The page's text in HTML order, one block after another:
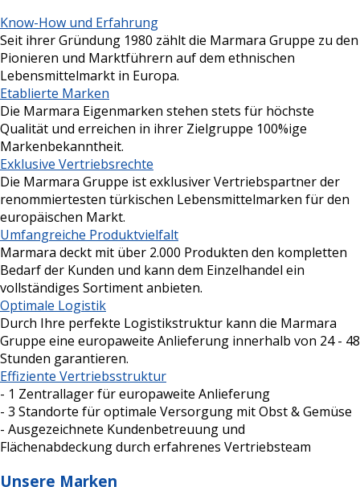
Know-How und Erfahrung
Seit ihrer Gründung 1980 zählt die Marmara Gruppe zu den
Pionieren und Marktführern auf dem ethnischen
Lebensmittelmarkt in Europa.
Etablierte Marken
Die Marmara Eigenmarken stehen stets für höchste
Qualität und erreichen in ihrer Zielgruppe 100%ige
Markenbekanntheit.
Exklusive Vertriebsrechte
Die Marmara Gruppe ist exklusiver Vertriebspartner der
renommiertesten türkischen Lebensmittelmarken für den
europäischen Markt.
Umfangreiche Produktvielfalt
Marmara deckt mit über 2.000 Produkten den kompletten
Bedarf der Kunden und kann dem Einzelhandel ein
vollständiges Sortiment anbieten.
Optimale Logistik
Durch Ihre perfekte Logistikstruktur kann die Marmara
Gruppe eine europaweite Anlieferung innerhalb von 24 - 48
Stunden garantieren.
Effiziente Vertriebsstruktur
- 1 Zentrallager für europaweite Anlieferung
- 3 Standorte für optimale Versorgung mit Obst & Gemüse
- Ausgezeichnete Kundenbetreuung und
Flächenabdeckung durch erfahrenes Vertriebsteam
Unsere Marken